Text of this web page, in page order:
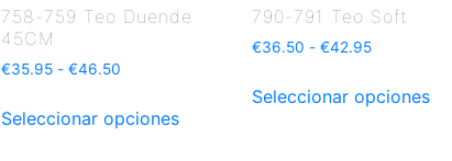
758-759 Teo Duende
45CM
€35.95 - €46.50
Seleccionar opciones
790-791 Teo Soft
€36.50 - €42.95
Seleccionar opciones